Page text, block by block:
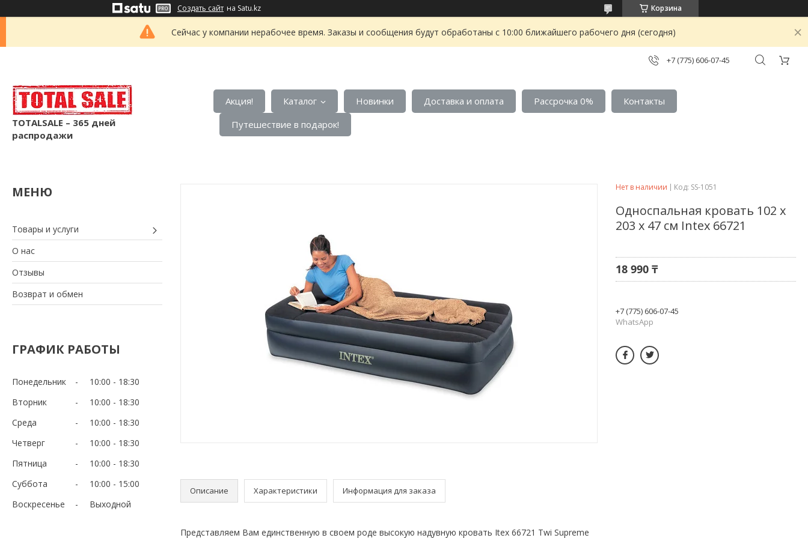
Создать сайт на Satu.kz Корзина
Сейчас у компании нерабочее время. Заказы и сообщения будут обработаны с 10:00 ближайшего рабочего дня (сегодня)
+7 (775) 606-07-45
TOTALSALE – 365 дней
распродажи
Акция! Каталог Новинки Доставка и оплата Рассрочка 0%
Контакты
Путешествие в подарок!
Товары и услуги
О нас
Отзывы
Возврат и обмен
ГРАФИК РАБОТЫ
Понедельник 10:00
18:30
Вторник
10:00
18:30
Среда
10:00
18:30
Четверг
10:00
18:30
Пятница
10:00
18:30
Суббота
10:00
15:00
Воскресенье
Выходной
Описание Характеристики Информация для заказа
Представляем Вам единственную в своем роде высокую надувную кровать Itex 66721 Twi Supreme
Нет в наличии Код: SS-1051
Односпальная кровать 102 х
203 х 47 см Intex 66721
18 990 ₸
+7 (775) 606-07-45
WhatsApp